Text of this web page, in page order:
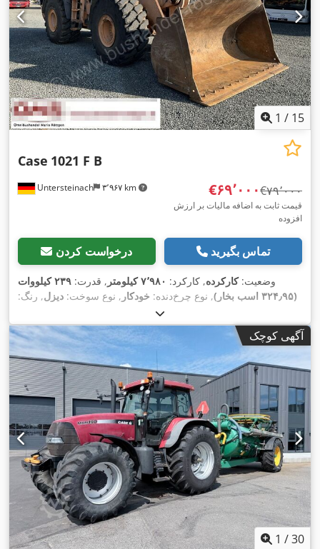
1 / 15
Untersteinach ۳٬۹۶۷ km
Case 1021 F B
‎€۶۹٬۰۰۰ ‎€۷۹٬۰۰۰
قیمت ثابت به اضافه مالیات بر ارزش
افزوده
درخواست کردن تماس بگیرید
وضعیت:کارکرده, کارکرد: ۷٬۹۸۰ کیلومتر , قدرت:
۲۳۹ کیلووات
(۳۲۴٫۹۵ اسب بخار)
, نوع چرخ‌دنده: خودکار , نوع سوخت: دیزل, رنگ:
, سال ساخت:
مطبوع,
آگهی کوچک
1 /30